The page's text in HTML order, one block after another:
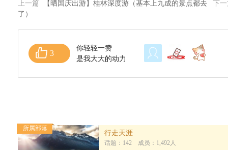
上一篇
【晒国庆出游】桂林深度游（基本上九成的景点都去
了）
下
3
你轻轻一赞
是我大大的动力
所属部落
行走天涯
话题：142 成员：1,492人